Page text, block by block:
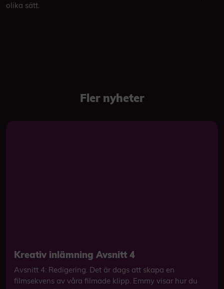
olika sätt.
Fler nyheter
Kreativ inlämning Avsnitt 4
Avsnitt 4: Redigering. Det är dags att skapa en
filmsekvens av våra filmade klipp. Emmy visar hur du